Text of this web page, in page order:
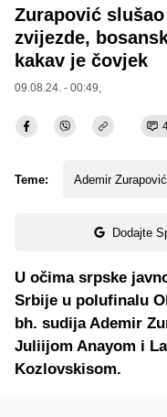
Zurapović
zvijezde,
kakav je čovjek
09.08.24. - 00:49,
Teme: Ademir Zurapović
Dodajte
U očima srpske
Srbije u polufinalu
bh. sudija Ademir
Juliijom Anayom i
Kozlovskisom.